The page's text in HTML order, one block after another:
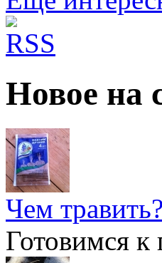
Новое на
Чем травить?
Готовимся к